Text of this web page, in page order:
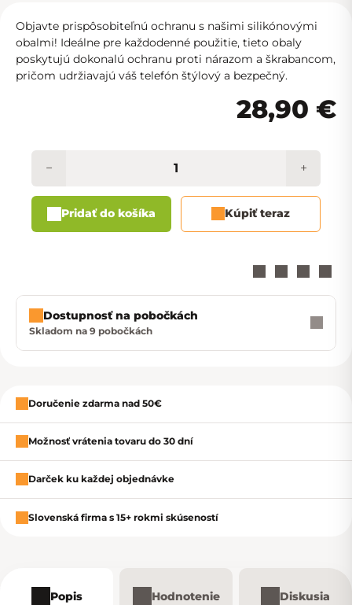
Objavte prispôsobiteľnú ochranu s našimi silikónovými
obalmi! Ideálne pre každodenné použitie, tieto obaly
poskytujú dokonalú ochranu proti nárazom a škrabancom,
pričom udržiavajú váš telefón štýlový a bezpečný.
28,90 €
+
−
Pridať do košíka Kúpiť teraz
Zavrieť
Dostupnosť na pobočkách
Skladom na 9 pobočkách
Doručenie zdarma nad 50€
Možnosť vrátenia tovaru do 30 dní
Darček ku každej objednávke
Slovenská firma s 15+ rokmi skúseností
Popis Hodnotenie Diskusia